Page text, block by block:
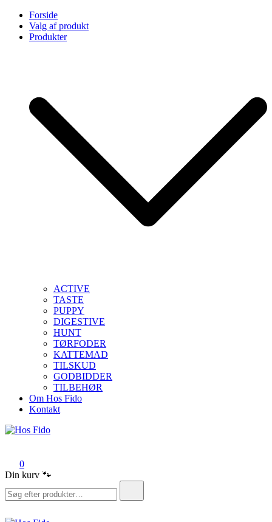
Skip
content
Forside
Valg af produkt
Produkter
ACTIVE
TASTE
PUPPY
DIGESTIVE
HUNT
TØRFODER
KATTEMAD
TILSKUD
GODBIDDER
TILBEHØR
Om Hos Fido
Kontakt
0
Din kurv 🐾
efter: